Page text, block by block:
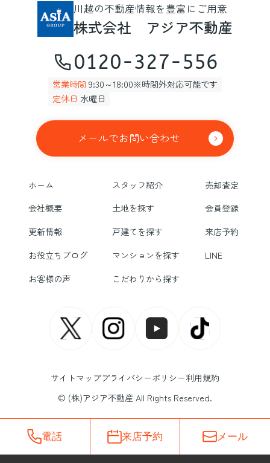
川越の不動産情報を豊富にご用意
株式会社 アジア不動産
0120-327-556
営業時間 9:30～18:00※時間外対応可能です
定休日 水曜日
メールでお問い合わせ
ホーム スタッフ紹介
売却査定
会社概要
土地を探す
会員登録
更新情報
戸建てを探す
来店予約
お役立ちブログ
マンションを探す
LINE
お客様の声
こだわりから探す
サイトマッププライバシーポリシー利用規約
© (株)アジア不動産 All Rights Reserved.
電話 来店予約 メール